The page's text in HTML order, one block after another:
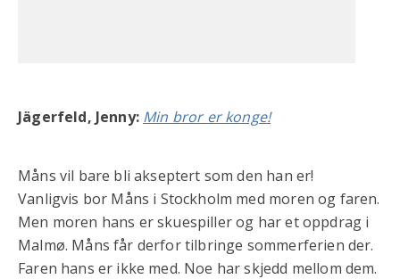
Jägerfeld, Jenny: Min bror er konge!
Måns vil bare bli akseptert som den han er!
Vanligvis bor Måns i Stockholm med moren og faren.
Men moren hans er skuespiller og har et oppdrag i
Malmø. Måns får derfor tilbringe sommerferien der.
Faren hans er ikke med. Noe har skjedd mellom dem.